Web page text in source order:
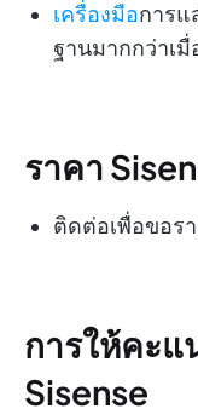
เครื่องมือการแ
ฐานมากกว่าเ
ราคา
ติดต่อเพื่อขอร
การให้คะแ
Sisense